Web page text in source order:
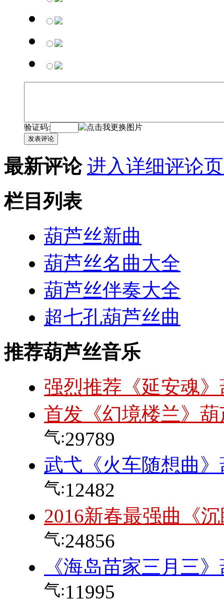
验证码:
发表评论
最新评论 进入详细评论
栏目列表
葫芦丝新曲
葫芦丝名曲大全
葫芦丝伴奏大全
超七孔葫芦丝曲
推荐葫芦丝音乐
强烈推荐《延安魂
首发《幻境楼兰》
气:29789
武弋《火车随想曲
气:12482
2016新春最强曲《
气:24856
《海岛苗家三月三
气:11995